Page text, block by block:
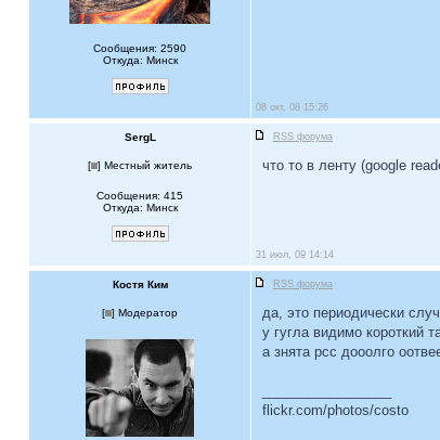
Сообщения: 2590
Откуда: Минск
08 окт, 08 15:26
SergL RSS форума
[ ] Местный житель
Сообщения: 415
Откуда: Минск
что то в ленту (google
31 июл, 09 14:14
Костя Ким RSS форума
[ ] Модератор
да, это периодически
у гугла видимо короткий
а знята рсс дооолго
flickr.com/photos/costo